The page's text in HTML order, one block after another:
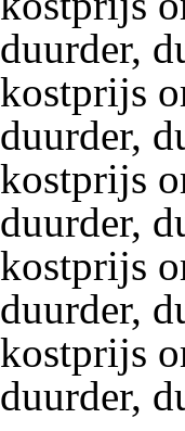
duurder,
kostprijs
duurder,
kostprijs
duurder,
kostprijs
duurder,
kostprijs
duurder,